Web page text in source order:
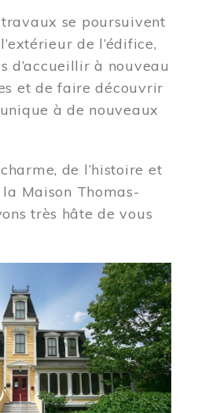
se poursuivent
de l’édifice,
d’accueillir à nouveau
et de faire découvrir
à de nouveaux
de l’histoire et
Maison Thomas-
très hâte de vous